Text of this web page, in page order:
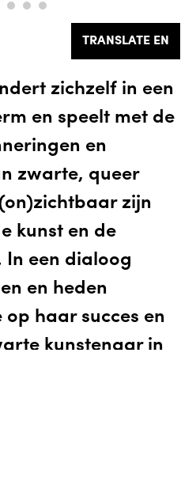
TRANSLATE EN
zichzelf in een
en speelt met de
en
zwarte, queer
zijn
kunst en de
In een dialoog
en heden
haar succes en
kunstenaar in